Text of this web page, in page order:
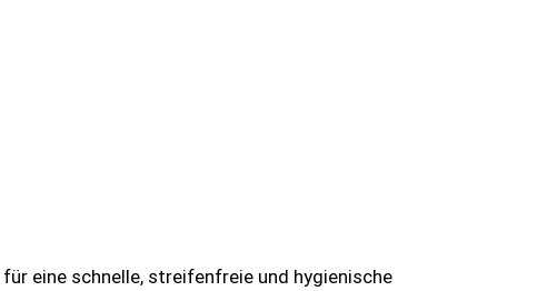
eine schnelle, streifenfreie und hygienische